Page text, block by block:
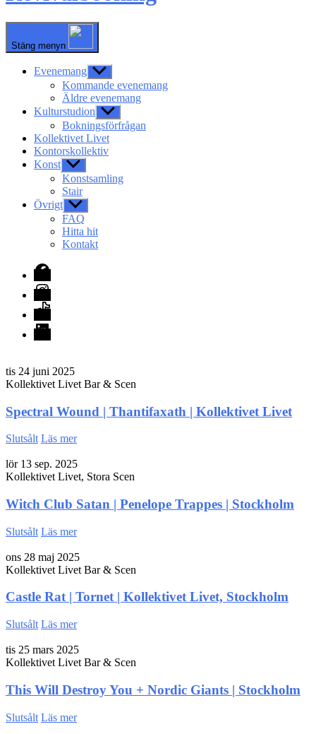
Stäng menyn
Evenemang Visa
undermeny
Kommande evenemang
Äldre evenemang
Kulturstudion Visa
undermeny
Bokningsförfrågan
Kollektivet Livet
Kontorskollektiv
Konst Visa
undermeny
Konstsamling
Stair
Övrigt Visa
undermeny
FAQ
Hitta hit
Kontakt
Facebook
Instagram
TikTok
LinkedIn
tis 24 juni 2025
Kollektivet Livet Bar & Scen
Spectral Wound | Thantifaxath | Kollektivet Livet
Slutsålt Läs mer
lör 13 sep. 2025
Kollektivet Livet, Stora Scen
Witch Club Satan | Penelope Trappes | Stockholm
Slutsålt Läs mer
ons 28 maj 2025
Kollektivet Livet Bar & Scen
Castle Rat | Tornet | Kollektivet Livet, Stockholm
Slutsålt Läs mer
tis 25 mars 2025
Kollektivet Livet Bar & Scen
This Will Destroy You + Nordic Giants | Stockholm
Slutsålt Läs mer